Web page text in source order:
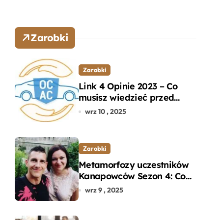
Zarobki
Zarobki
Link 4 Opinie 2023 – Co
musisz wiedzieć przed
wyborem ubezpieczenia
wrz 10 , 2025
Zarobki
Metamorfozy uczestników
Kanapowców Sezon 4: Co
naprawdę zaskoczyło
wrz 9 , 2025